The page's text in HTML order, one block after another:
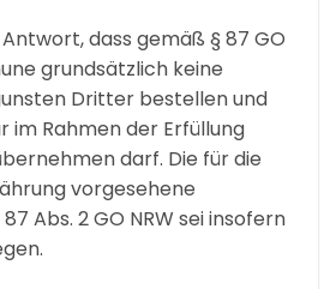
dass gemäß § 87 GO
grundsätzlich keine
Dritter bestellen und
im Rahmen der Erfüllung
darf. Die für die
vorgesehene
Abs. 2 GO NRW sei insofern